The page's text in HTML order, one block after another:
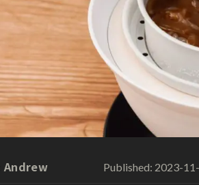
Andrew Published: 2023-